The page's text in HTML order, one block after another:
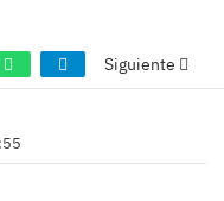
Siguiente